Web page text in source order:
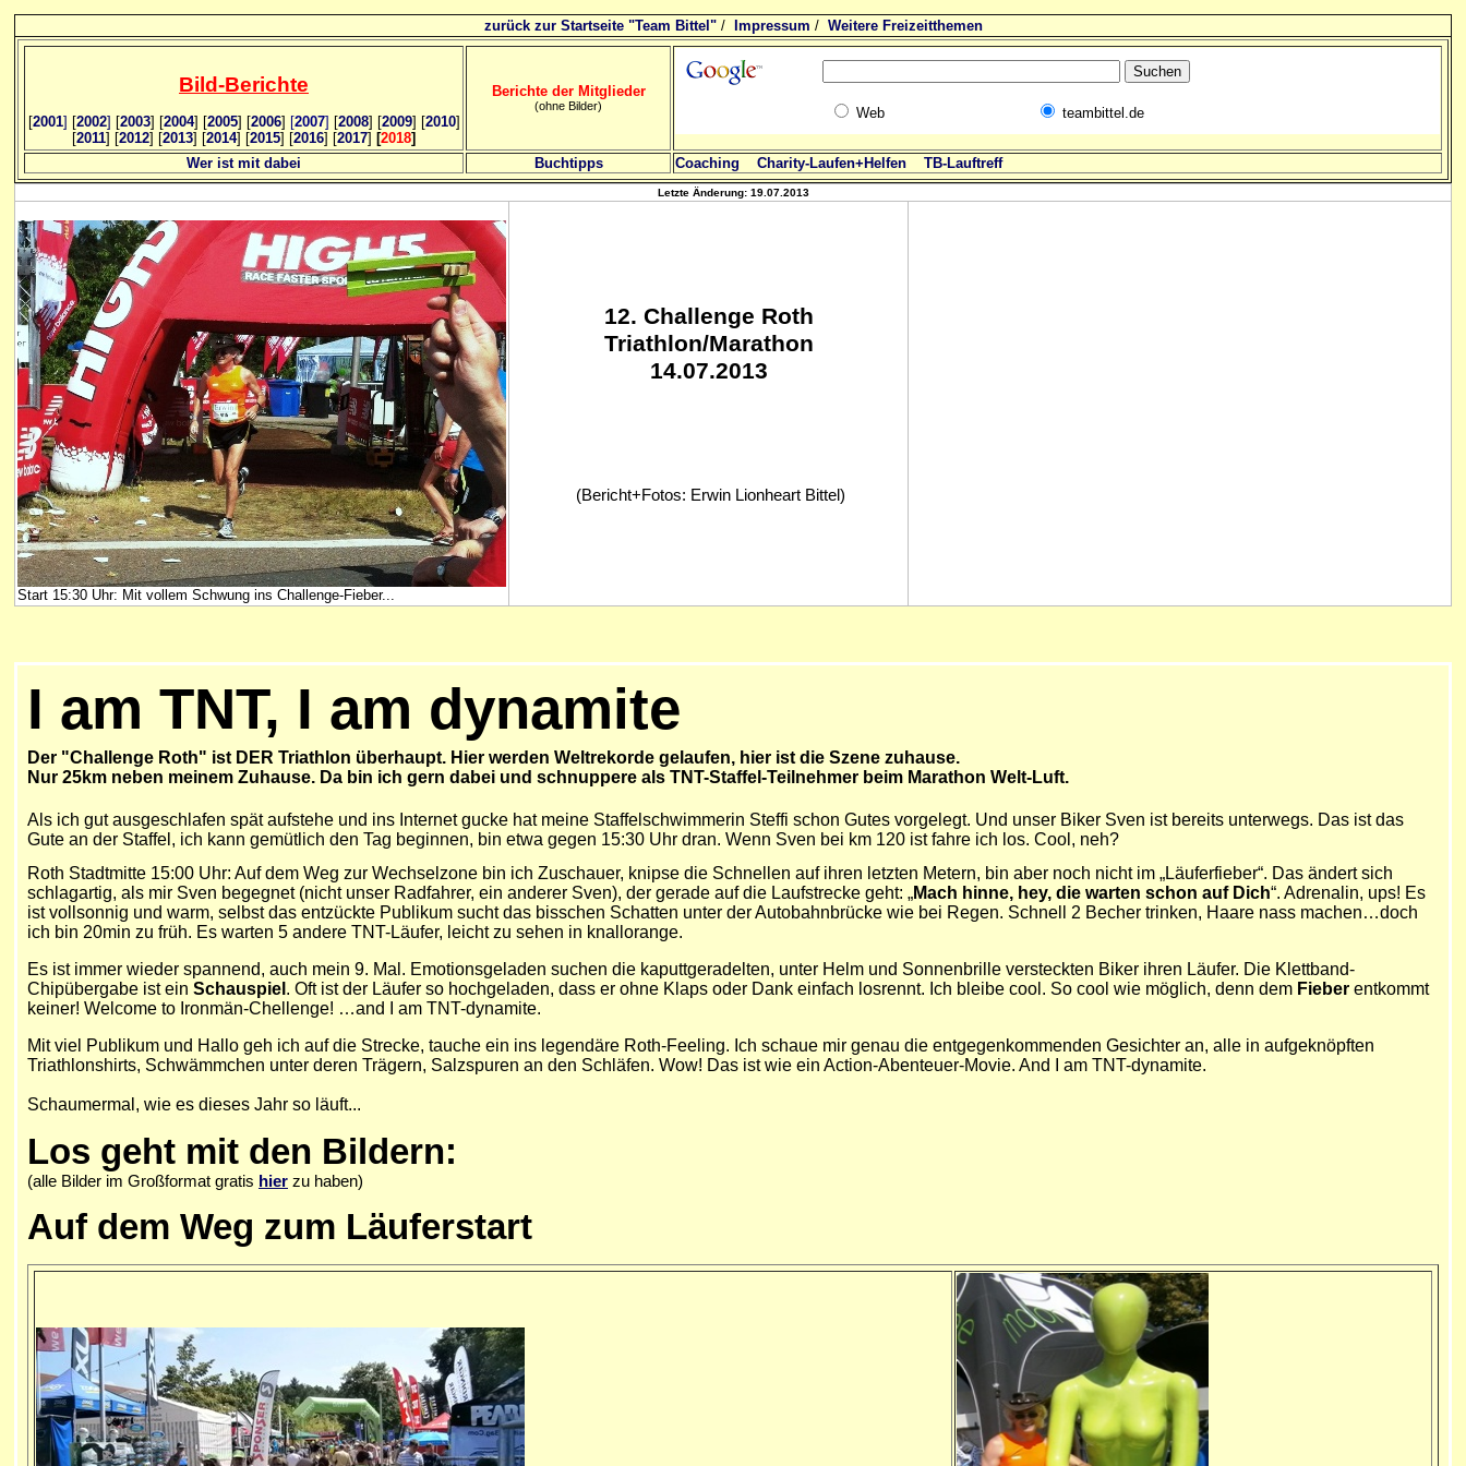
zurück zur Startseite "Team Bittel"/ Impressum / Weitere Freizeitthemen
Bild-Berichte
[2001] [2002] [2003] [2004] [2005] [2006] [2007] [2008] [2009] [2010]
[2011] [2012] [2013] [2014] [2015] [2016] [2017] [2018]
Berichte der Mitglieder
(ohne Bilder) Web teambittel.de
Wer ist mit dabei Buchtipps Coaching Charity-Laufen+Helfen TB-Lauftreff
Letzte Änderung: 19.07.2013
Start 15:30 Uhr: Mit vollem Schwung ins Challenge-Fieber...
12. Challenge Roth
Triathlon/Marathon
14.07.2013
(Bericht+Fotos: Erwin Lionheart Bittel)
I am TNT, I am dynamite
Der "Challenge Roth" ist DER Triathlon überhaupt. Hier werden Weltrekorde gelaufen, hier ist die Szene zuhause.
Nur 25km neben meinem Zuhause. Da bin ich gern dabei und schnuppere als TNT-Staffel-Teilnehmer beim Marathon Welt-Luft.
Als ich gut ausgeschlafen spät aufstehe und ins Internet gucke hat meine Staffelschwimmerin Steffi schon Gutes vorgelegt. Und unser Biker Sven ist bereits unterwegs. Das ist das
Gute an der Staffel, ich kann gemütlich den Tag beginnen, bin etwa gegen 15:30 Uhr dran. Wenn Sven bei km 120 ist fahre ich los. Cool, neh?
Roth Stadtmitte 15:00 Uhr: Auf dem Weg zur Wechselzone bin ich Zuschauer, knipse die Schnellen auf ihren letzten Metern, bin aber noch nicht im „Läuferfieber“. Das ändert sich
schlagartig, als mir Sven begegnet (nicht unser Radfahrer, ein anderer Sven), der gerade auf die Laufstrecke geht: „Mach hinne, hey, die warten schon auf Dich“. Adrenalin, ups! Es
ist vollsonnig und warm, selbst das entzückte Publikum sucht das bisschen Schatten unter der Autobahnbrücke wie bei Regen. Schnell 2 Becher trinken, Haare nass machen…doch
ich bin 20min zu früh. Es warten 5 andere TNT-Läufer, leicht zu sehen in knallorange.
Es ist immer wieder spannend, auch mein 9. Mal. Emotionsgeladen suchen die kaputtgeradelten, unter Helm und Sonnenbrille versteckten Biker ihren Läufer. Die Klettband-
Chipübergabe ist ein Schauspiel . Oft ist der Läufer so hochgeladen, dass er ohne Klaps oder Dank einfach losrennt. Ich bleibe cool. So cool wie möglich, denn dem Fieber entkommt
keiner! Welcome to Ironmän-Chellenge! …and I am TNT-dynamite.
Mit viel Publikum und Hallo geh ich auf die Strecke, tauche ein ins legendäre Roth-Feeling. Ich schaue mir genau die entgegenkommenden Gesichter an, alle in aufgeknöpften
Triathlonshirts, Schwämmchen unter deren Trägern, Salzspuren an den Schläfen. Wow! Das ist wie ein Action-Abenteuer-Movie. And I am TNT-dynamite.
Schaumermal, wie es dieses Jahr so läuft...
Los geht mit den Bildern:
(alle Bilder im Großformat gratis hier zu haben)
Auf dem Weg zum Läuferstart